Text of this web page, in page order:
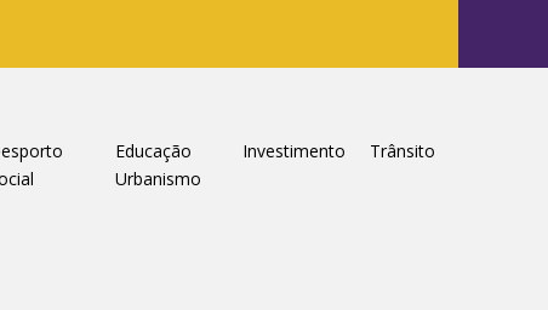
Educação Investimento
Trânsito
Urbanismo